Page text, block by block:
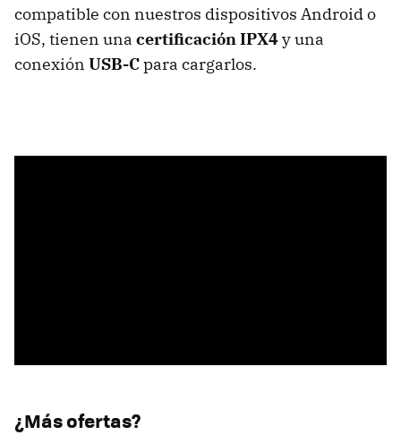
compatible con nuestros dispositivos Android o
iOS, tienen una certificación IPX4y una
conexión USB-Cpara cargarlos.
¿Más ofertas?